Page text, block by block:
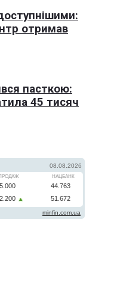
отримав
пасткою:
45 тисяч